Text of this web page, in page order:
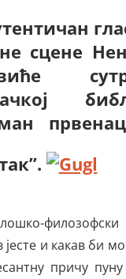
сцене
јесте и какав би
причу